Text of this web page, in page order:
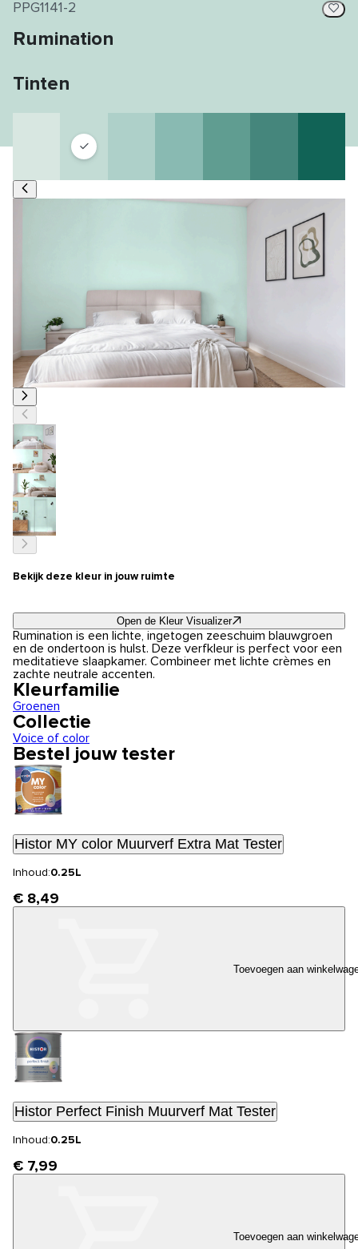
PPG1141-2
Rumination
Tinten
Bekijk deze kleur in jouw ruimte
Open de Kleur Visualizer
Rumination is een lichte, ingetogen zeeschuim blauwgroen
en de ondertoon is hulst. Deze verfkleur is perfect voor een
meditatieve slaapkamer. Combineer met lichte crèmes en
zachte neutrale accenten.
Kleurfamilie
Groenen
Collectie
Voice of color
Bestel jouw tester
Histor MY color Muurverf Extra Mat Tester
Inhoud:0.25L
€ 8,49
Toevoegen aan
Histor Perfect Finish Muurverf Mat Tester
Inhoud:0.25L
€ 7,99
Toevoegen aan